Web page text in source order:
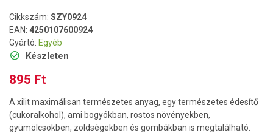
Cikkszám: SZY0924
EAN: 4250107600924
Gyártó: Egyéb
Készleten
895 Ft
A xilit maximálisan természetes anyag, egy természetes édesítő
(cukoralkohol), ami bogyókban, rostos növényekben,
gyümölcsökben, zöldségekben és gombákban is megtalálható.